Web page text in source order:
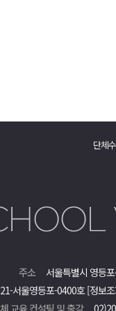
단체
주소
서울특별시 영등
서울영등포-0400호 [정보